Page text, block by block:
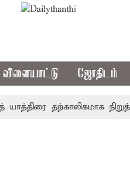
விளையாட்டு ஜோதிடம்
தற்காலிகமாக நிறுத்தம்